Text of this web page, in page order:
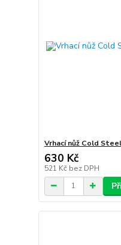
Vrhací nůž Cold
630 Kč
521 Kč bez DPH